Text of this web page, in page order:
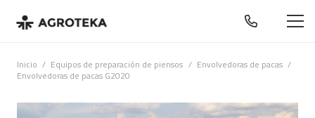
Inicio / Equipos de preparación de piensos / Envolvedoras de pacas /
Envolvedoras de pacas G2020